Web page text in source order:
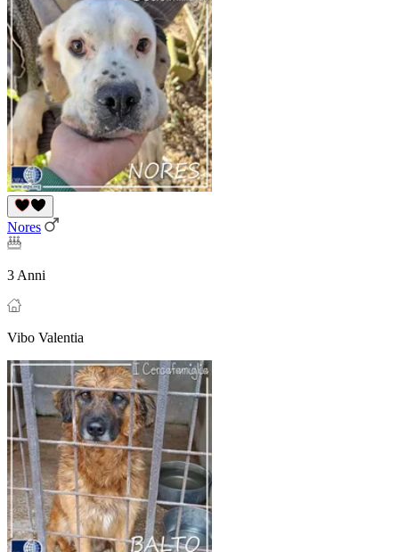
Nores
3 Anni
Vibo Valentia